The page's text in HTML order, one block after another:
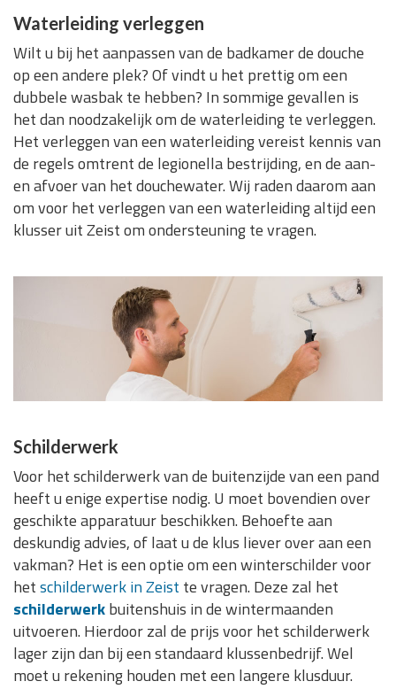
Waterleiding verleggen
Wilt u bij het aanpassen van de badkamer de douche
op een andere plek? Of vindt u het prettig om een
dubbele wasbak te hebben? In sommige gevallen is
het dan noodzakelijk om de waterleiding te verleggen.
Het verleggen van een waterleiding vereist kennis van
de regels omtrent de legionella bestrijding, en de aan-
en afvoer van het douchewater. Wij raden daarom aan
om voor het verleggen van een waterleiding altijd een
klusser uit Zeist om ondersteuning te vragen.
Schilderwerk
Voor het schilderwerk van de buitenzijde van een pand
heeft u enige expertise nodig. U moet bovendien over
geschikte apparatuur beschikken. Behoefte aan
deskundig advies, of laat u de klus liever over aan een
vakman? Het is een optie om een winterschilder voor
hetschilderwerk in Zeist te vragen. Deze zal het
schilderwerkbuitenshuis in de wintermaanden
uitvoeren. Hierdoor zal de prijs voor het schilderwerk
lager zijn dan bij een standaard klussenbedrijf. Wel
moet u rekening houden met een langere klusduur.